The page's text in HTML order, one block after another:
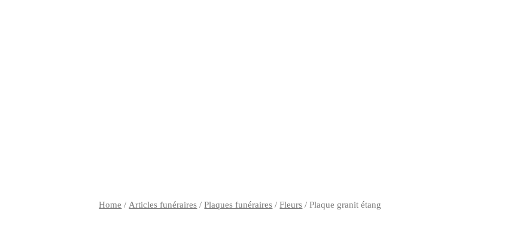
Home /Articles funéraires /Plaques funéraires /Fleurs / Plaque granit étang